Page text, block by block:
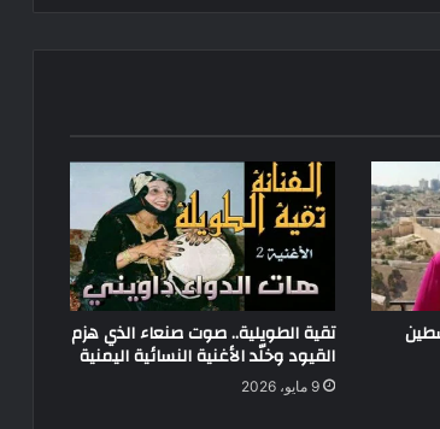
تقية الطويلية.. صوت صنعاء الذي هزم
القيود وخلّد الأغنية النسائية اليمنية
9 مايو، 2026